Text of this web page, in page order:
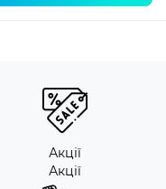
Акції
Акції